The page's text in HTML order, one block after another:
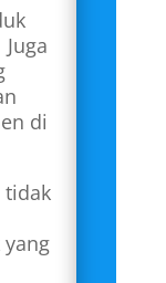
di
tidak